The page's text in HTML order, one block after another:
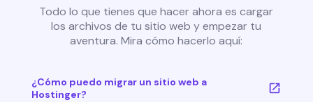
Todo lo que tienes que hacer ahora es cargar
los archivos de tu sitio web y empezar tu
aventura. Mira cómo hacerlo aquí:
¿Cómo puedo migrar un sitio web a
Hostinger?